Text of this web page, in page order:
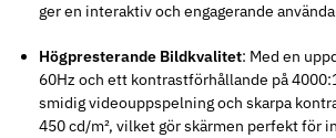
ger en interaktiv och engagerande
Högpresterande Bildkvalitet: Med en
60Hz och ett kontrastförhållande på
smidig videouppspelning och skarpa
450 cd/m², vilket gör skärmen perfekt för